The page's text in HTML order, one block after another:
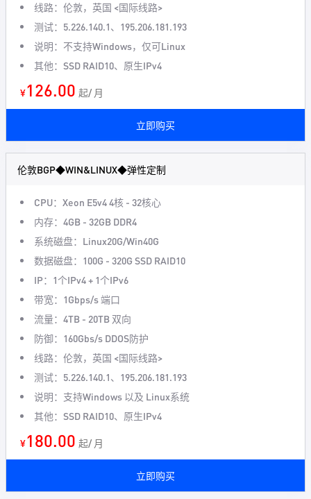
线路：伦敦，英国 <国际线路>
测试：5.226.140.1、195.206.181.193
说明：不支持Windows，仅可Linux
其他：SSD RAID10、原生IPv4
¥126.00 起/ 月
立即购买
伦敦BGP◆WIN&LINUX◆弹性定制
CPU：Xeon E5v4 4核 - 32核心
内存：4GB - 32GB DDR4
系统磁盘：Linux20G/Win40G
数据磁盘：100G - 320G SSD RAID10
IP：1个IPv4 + 1个IPv6
带宽：1Gbps/s 端口
流量：4TB - 20TB 双向
防御：160Gbs/s DDOS防护
线路：伦敦，英国 <国际线路>
测试：5.226.140.1、195.206.181.193
说明：支持Windows 以及 Linux系统
其他：SSD RAID10、原生IPv4
¥180.00 起/ 月
立即购买